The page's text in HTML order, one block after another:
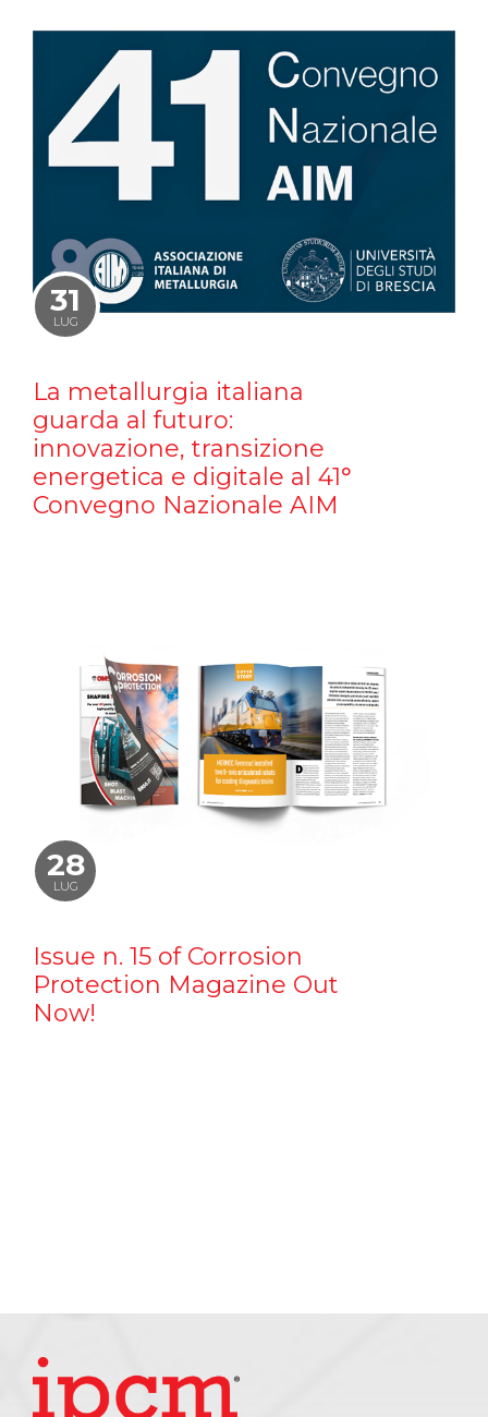
31
LUG
La metallurgia italiana
guarda al futuro:
innovazione, transizione
energetica e digitale al 41°
Convegno Nazionale AIM
28
LUG
Issue n. 15 of Corrosion
Protection Magazine Out
Now!